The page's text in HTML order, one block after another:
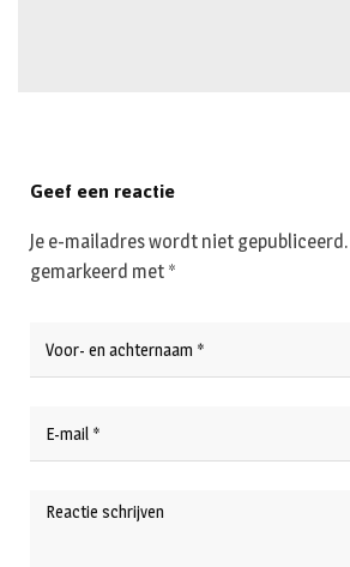
Geef een reactie
Je e-mailadres wordt niet gepubliceerd.
gemarkeerd met *